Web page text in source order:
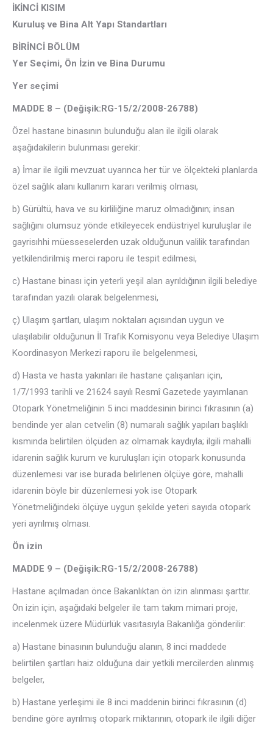
İKİNCİ KISIM
Kuruluş ve Bina Alt Yapı Standartları
BİRİNCİ BÖLÜM
Yer Seçimi, Ön İzin ve Bina Durumu
Yer seçimi
MADDE 8 – (Değişik:RG-15/2/2008-26788)
Özel hastane binasının bulunduğu alan ile ilgili olarak
aşağıdakilerin bulunması gerekir:
a) İmar ile ilgili mevzuat uyarınca her tür ve ölçekteki planlarda
özel sağlık alanı kullanım kararı verilmiş olması,
b) Gürültü, hava ve su kirliliğine maruz olmadığının; insan
sağlığını olumsuz yönde etkileyecek endüstriyel kuruluşlar ile
gayrisıhhi müesseselerden uzak olduğunun valilik tarafından
yetkilendirilmiş merci raporu ile tespit edilmesi,
c) Hastane binası için yeterli yeşil alan ayrıldığının ilgili belediye
tarafından yazılı olarak belgelenmesi,
ç) Ulaşım şartları, ulaşım noktaları açısından uygun ve
ulaşılabilir olduğunun İl Trafik Komisyonu veya Belediye Ulaşım
Koordinasyon Merkezi raporu ile belgelenmesi,
d) Hasta ve hasta yakınları ile hastane çalışanları için,
1/7/1993 tarihli ve 21624 sayılı Resmî Gazetede yayımlanan
Otopark Yönetmeliğinin 5 inci maddesinin birinci fıkrasının (a)
bendinde yer alan cetvelin (8) numaralı sağlık yapıları başlıklı
kısmında belirtilen ölçüden az olmamak kaydıyla; ilgili mahalli
idarenin sağlık kurum ve kuruluşları için otopark konusunda
düzenlemesi var ise burada belirlenen ölçüye göre, mahalli
idarenin böyle bir düzenlemesi yok ise Otopark
Yönetmeliğindeki ölçüye uygun şekilde yeteri sayıda otopark
yeri ayrılmış olması.
Ön izin
MADDE 9 – (Değişik:RG-15/2/2008-26788)
Hastane açılmadan önce Bakanlıktan ön izin alınması şarttır.
Ön izin için, aşağıdaki belgeler ile tam takım mimari proje,
incelenmek üzere Müdürlük vasıtasıyla Bakanlığa gönderilir:
a) Hastane binasının bulunduğu alanın, 8 inci maddede
belirtilen şartları haiz olduğuna dair yetkili mercilerden alınmış
belgeler,
b) Hastane yerleşimi ile 8 inci maddenin birinci fıkrasının (d)
bendine göre ayrılmış otopark miktarının, otopark ile ilgili diğer